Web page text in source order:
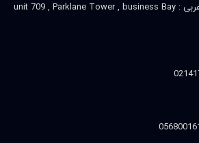
شعبه امارت متحده عربی : unit 709 , Parklane Tower , business Bay